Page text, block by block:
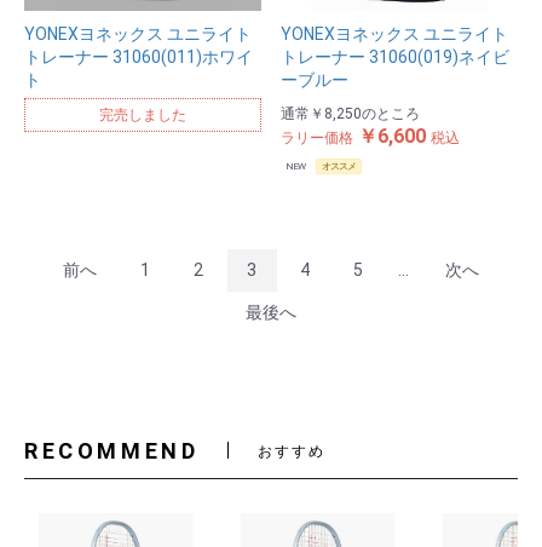
YONEXヨネックス ユニライト
トレーナー 31060(011)ホワイ
ト
完売しました
YONEXヨネックス ユニライト
トレーナー 31060(019)ネイビ
ーブルー
通常 ￥8,250のところ
ラリー価格 ￥6,600 税込
NEW オススメ
前へ 1 2 3 4 5 次へ
最後へ
RECOMMEND おすすめ